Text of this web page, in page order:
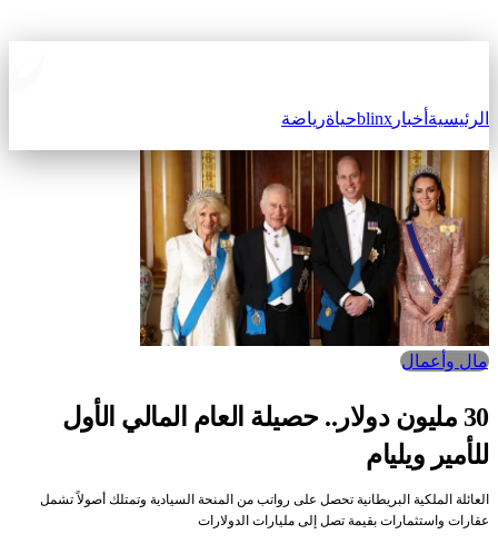
الرئيسية أخبار blinxحياةرياضة
مال وأعمال
30 مليون دولار.. حصيلة العام المالي الأول
للأمير ويليام
العائلة الملكية البريطانية تحصل على رواتب من المنحة السيادية وتمتلك أصولاً تشمل
عقارات واستثمارات بقيمة تصل إلى مليارات الدولارات